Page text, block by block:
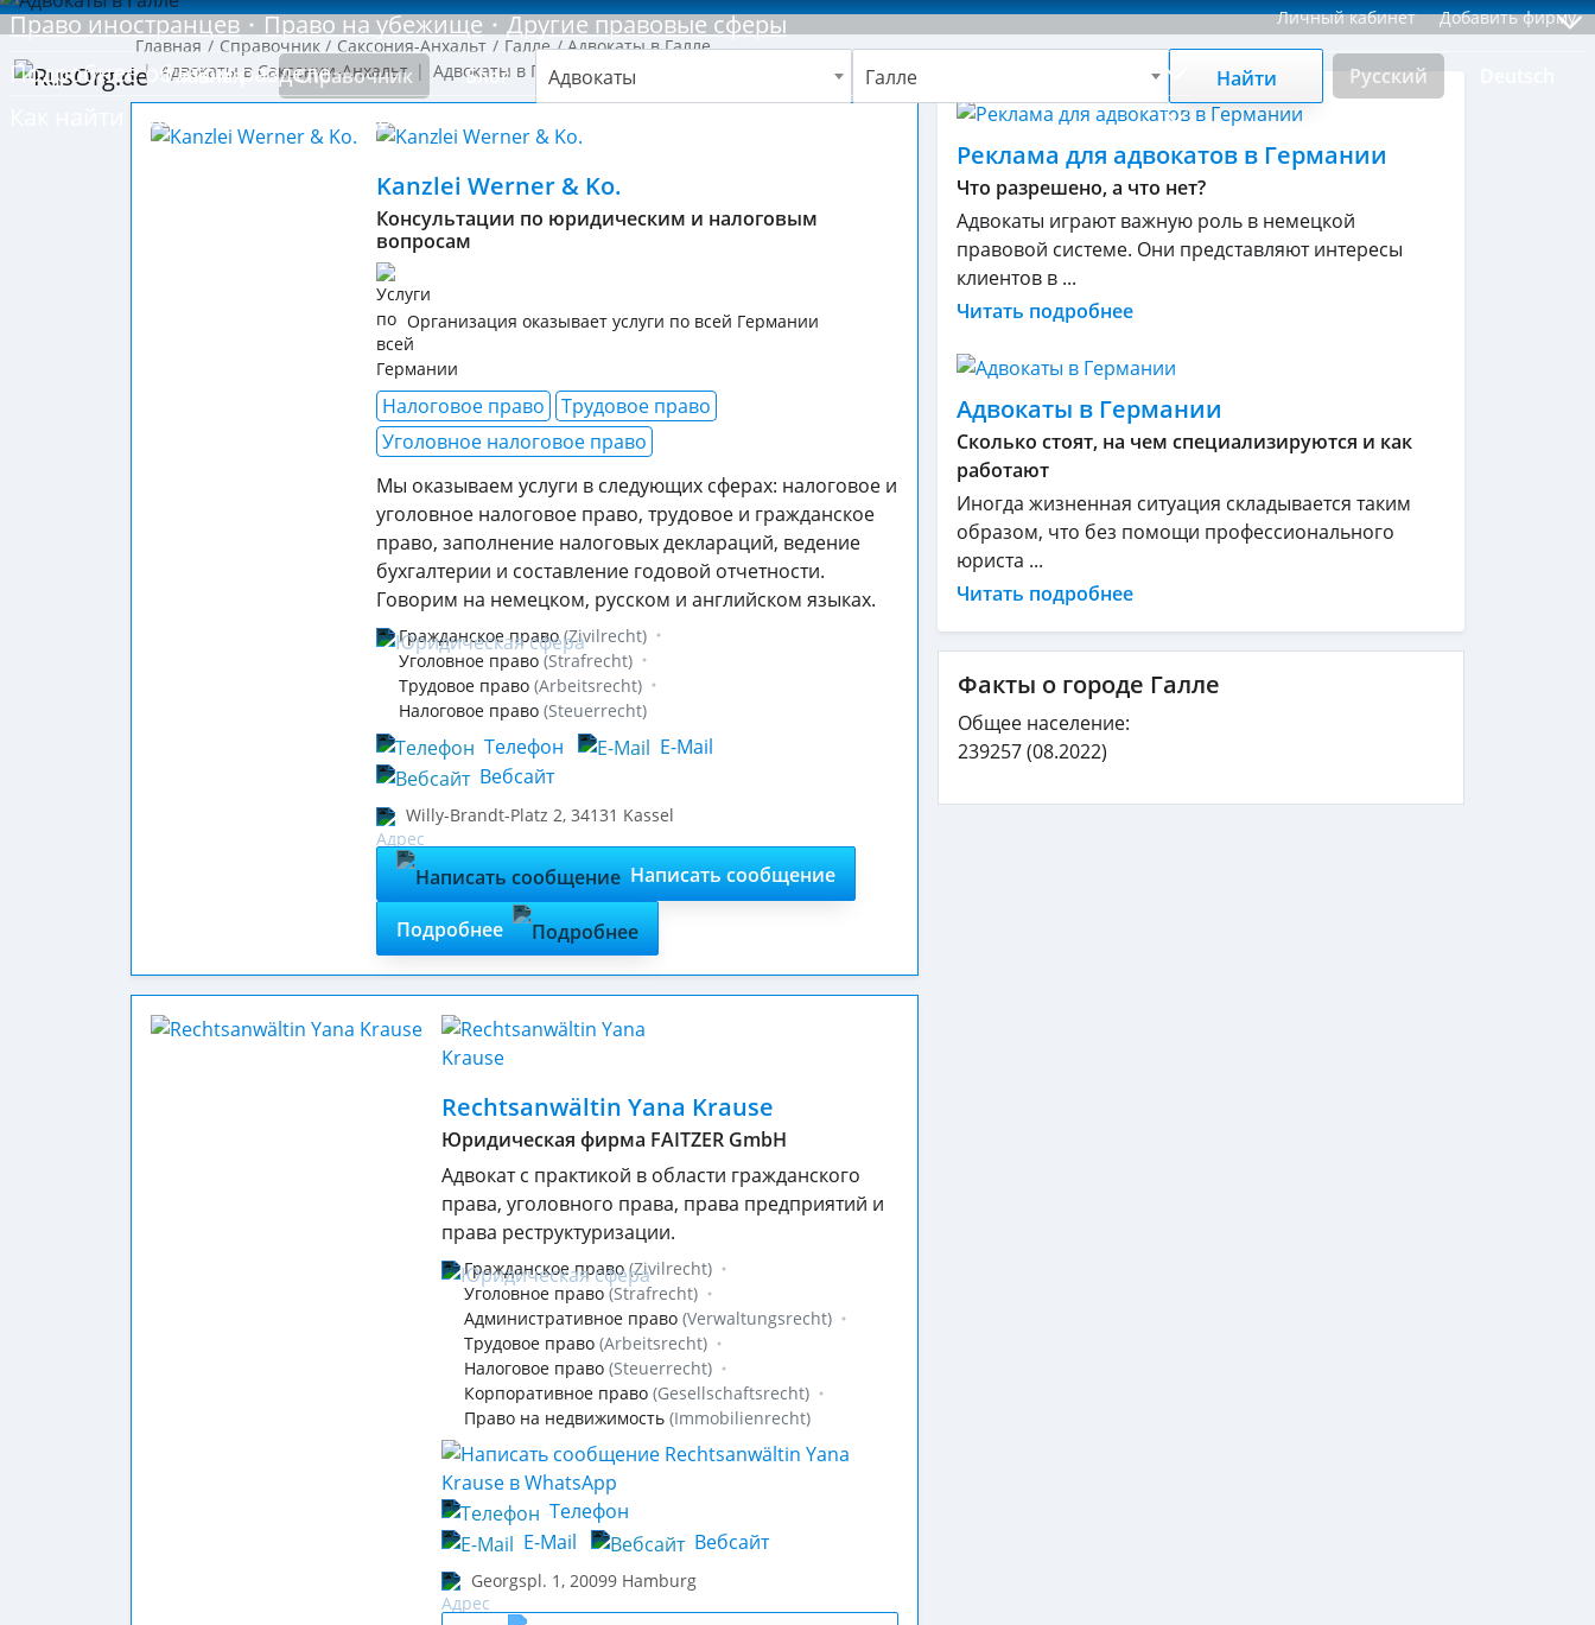
Личный кабинет Добавить фирму
Главная Справочник Блог Адвокаты Галле Найти Русский
Право иностранцев Право на убежище
Другие правовые сферы
Подробнее об этом разделе
Как найти русскоговорящего адвоката поблизости?
Главная Справочник Саксония-Анхальт Галле
Адвокаты в Галле
Адвокаты в Саксонии-Анхальт
Адвокаты в Германии
Kanzlei Werner & Ko.
Консультации по юридическим и налоговым
вопросам
Организация оказывает услуги по всей Германии
Налоговое право
Трудовое право
Уголовное налоговое право
Мы оказываем услуги в следующих сферах: налоговое и
уголовное налоговое право, трудовое и гражданское
право, заполнение налоговых деклараций, ведение
бухгалтерии и составление годовой отчетности.
Говорим на немецком, русском и английском языках.
Гражданское право (Zivilrecht)
Уголовное право (Strafrecht)
Трудовое право (Arbeitsrecht)
Налоговое право (Steuerrecht)
Телефон
E-Mail
Вебсайт
Willy-Brandt-Platz 2, 34131 Kassel
Написать сообщение
Подробнее
Rechtsanwältin Yana Krause
Юридическая фирма FAITZER GmbH
Адвокат с практикой в области гражданского
права, уголовного права, права предприятий и
права реструктуризации.
Гражданское право (Zivilrecht)
Уголовное право (Strafrecht)
Административное право (Verwaltungsrecht)
Трудовое право (Arbeitsrecht)
Налоговое право (Steuerrecht)
Корпоративное право (Gesellschaftsrecht)
Право на недвижимость (Immobilienrecht)
Телефон
E-Mail
Вебсайт
Georgspl. 1 , 20099 Hamburg
Реклама для адвокатов в Германии
Что разрешено, а что нет?
Адвокаты играют важную роль в немецкой
правовой системе. Они представляют интересы
клиентов в ...
Читать подробнее
Адвокаты в Германии
Сколько стоят, на чем специализируются и как
работают
Иногда жизненная ситуация складывается таким
образом, что без помощи профессионального
юриста ...
Читать подробнее
Факты о городе Галле
Общее население:
239257(08.2022)